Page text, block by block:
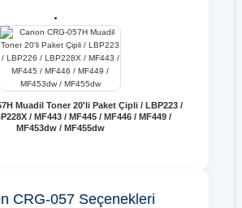
Muadil Toner 20'li Paket Çipli / LBP223 /
/ MF443 / MF445 / MF446 / MF449 /
MF453dw / MF455dw
CRG-057 Seçenekleri